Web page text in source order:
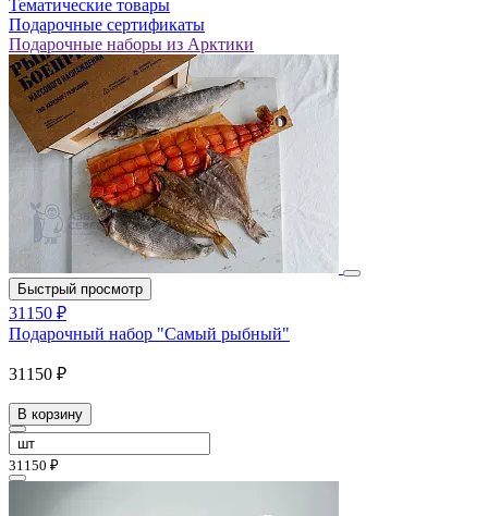
Тематические товары
Подарочные сертификаты
Подарочные наборы из Арктики
Быстрый просмотр
31150 ₽
Подарочный набор "Самый рыбный"
31150 ₽
В корзину
31150 ₽